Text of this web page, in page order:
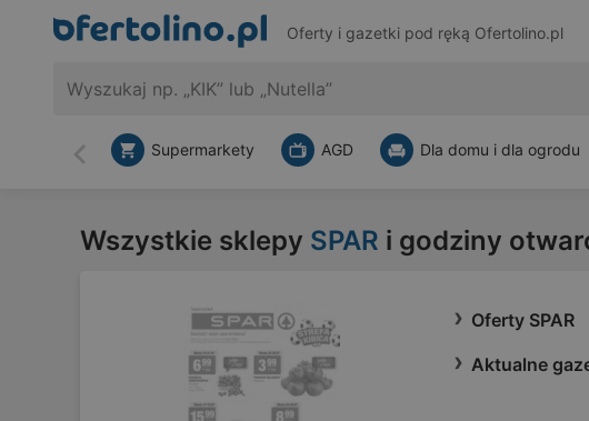
Oferty i gazetki pod ręką Ofertolino.pl
Wstecz
Supermarkety AGD Dla domu i dla ogrodu
Wszystkie sklepy SPAR i godziny
Oferty SPAR
Aktualne